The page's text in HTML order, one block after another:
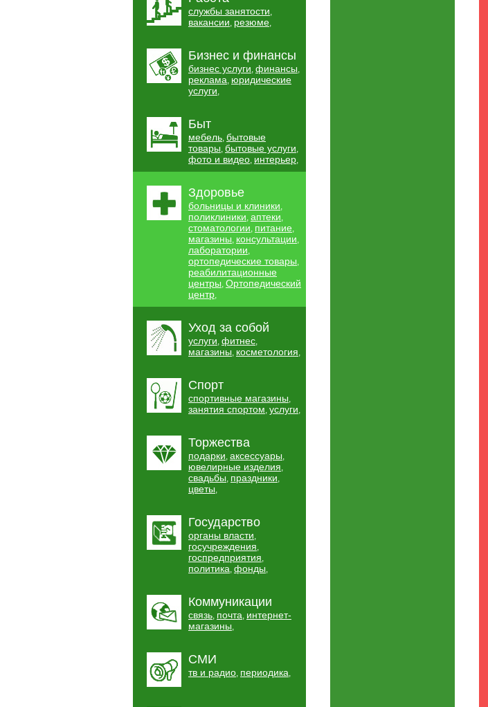
службы занятости,
вакансии, резюме,
Бизнес и финансы
бизнес услуги, финансы,
реклама, юридические
услуги,
Быт
мебель, бытовые
товары, бытовые услуги,
фото и видео, интерьер,
Здоровье
больницы и клиники,
поликлиники, аптеки,
стоматологии, питание,
магазины, консультации,
лаборатории,
ортопедические товары,
реабилитационные
центры, Ортопедический
центр,
Уход за собой
услуги, фитнес,
магазины, косметология,
Спорт
спортивные магазины,
занятия спортом, услуги,
Торжества
подарки, аксессуары,
ювелирные изделия,
свадьбы, праздники,
цветы,
Государство
органы власти,
госучреждения,
госпредприятия,
политика, фонды,
Коммуникации
связь, почта, интернет-
магазины,
СМИ
тв и радио, периодика,